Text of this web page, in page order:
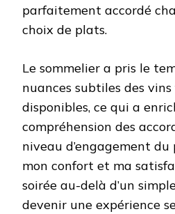
parfaitement accordé
choix de plats.
Le sommelier a pris le
nuances subtiles des
disponibles, ce qui a
compréhension des
niveau d’engagement
mon confort et ma
soirée au-delà d’un
devenir une expérience